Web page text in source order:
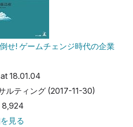
せ! ゲームチェンジ時代の企業
at 18.01.04
ルティング (2017-11-30)
8,924
見る